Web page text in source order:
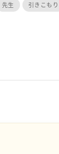
先生 引きこもり